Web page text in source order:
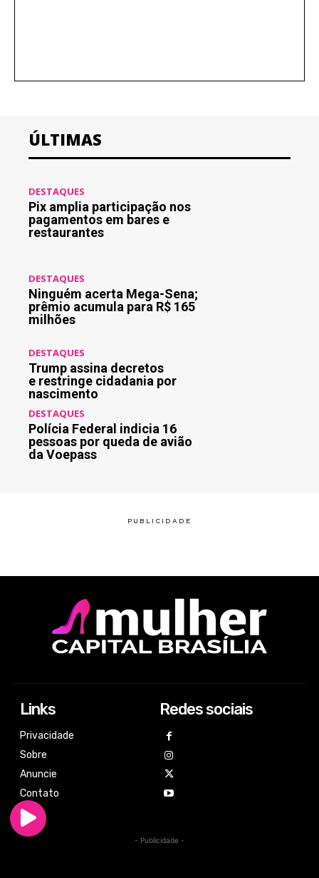
ÚLTIMAS
DESTAQUES
Pix amplia participação nos
pagamentos em bares e
restaurantes
DESTAQUES
Ninguém acerta Mega-Sena;
prêmio acumula para R$ 165
milhões
DESTAQUES
Trump assina decretos
e restringe cidadania por
nascimento
DESTAQUES
Polícia Federal indicia 16
pessoas por queda de avião
da Voepass
Links
Privacidade
Sobre
Anuncie
Contato
Redes sociais
- Publicidade -